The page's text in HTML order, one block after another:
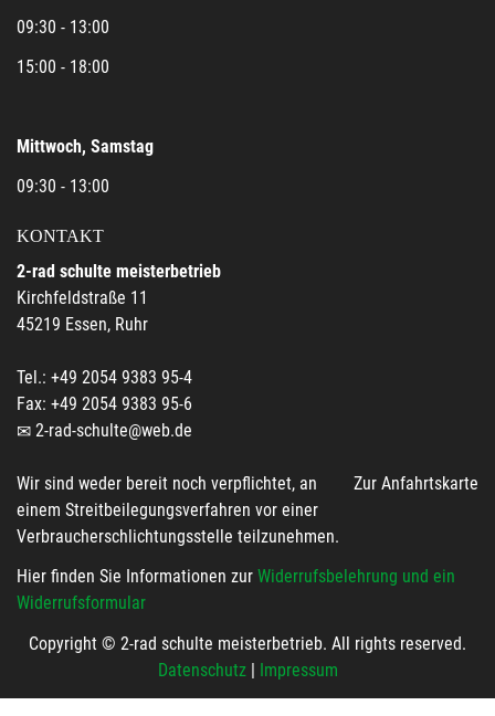
09:30 - 13:00
15:00 - 18:00
Mittwoch, Samstag
09:30 - 13:00
KONTAKT
2-rad schulte meisterbetrieb
Kirchfeldstraße 11
45219 Essen, Ruhr
Tel.: +49 2054 9383 95-4
Fax: +49 2054 9383 95-6
2-rad-schulte@web.de
Zur Anfahrtskarte
Wir sind weder bereit noch verpflichtet, an
einem Streitbeilegungsverfahren vor einer
Verbraucherschlichtungsstelle teilzunehmen.
Hier finden Sie Informationen zur Widerrufsbelehrung und ein
Widerrufsformular
Copyright © 2-rad schulte meisterbetrieb. All rights reserved.
Datenschutz| Impressum